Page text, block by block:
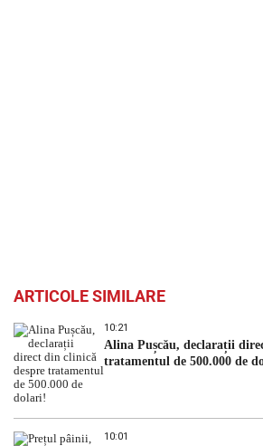
ARTICOLE SIMILARE
10:21
Alina Pușcău, declarații
tratamentul de 500.000 de
10:01